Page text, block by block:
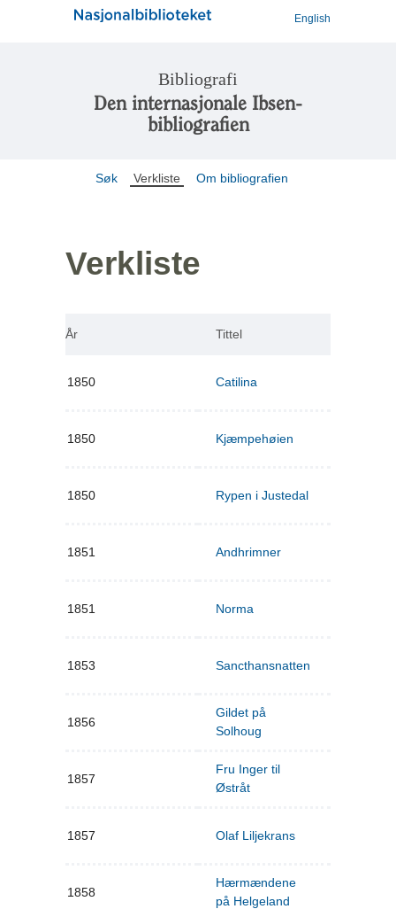
English
Bibliografi
Den internasjonale Ibsen-
bibliografien
Søk Verkliste Om bibliografien
Verkliste
År Tittel
1850 Catilina
1850 Kjæmpehøien
1850 Rypen i Justedal
1851 Andhrimner
1851 Norma
1853 Sancthansnatten
1856
Gildet på
Solhoug
1857
Fru Inger til
Østråt
1857 Olaf Liljekrans
1858
Hærmændene
på Helgeland